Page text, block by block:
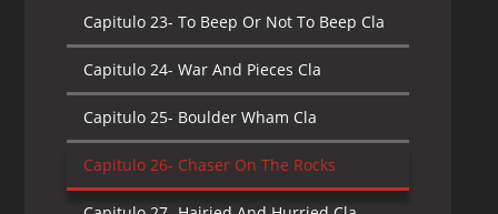
Capitulo 23- To Beep Or Not To Beep Cla
Capitulo 24- War And Pieces Cla
Capitulo 25- Boulder Wham Cla
Capitulo 26- Chaser On The Rocks